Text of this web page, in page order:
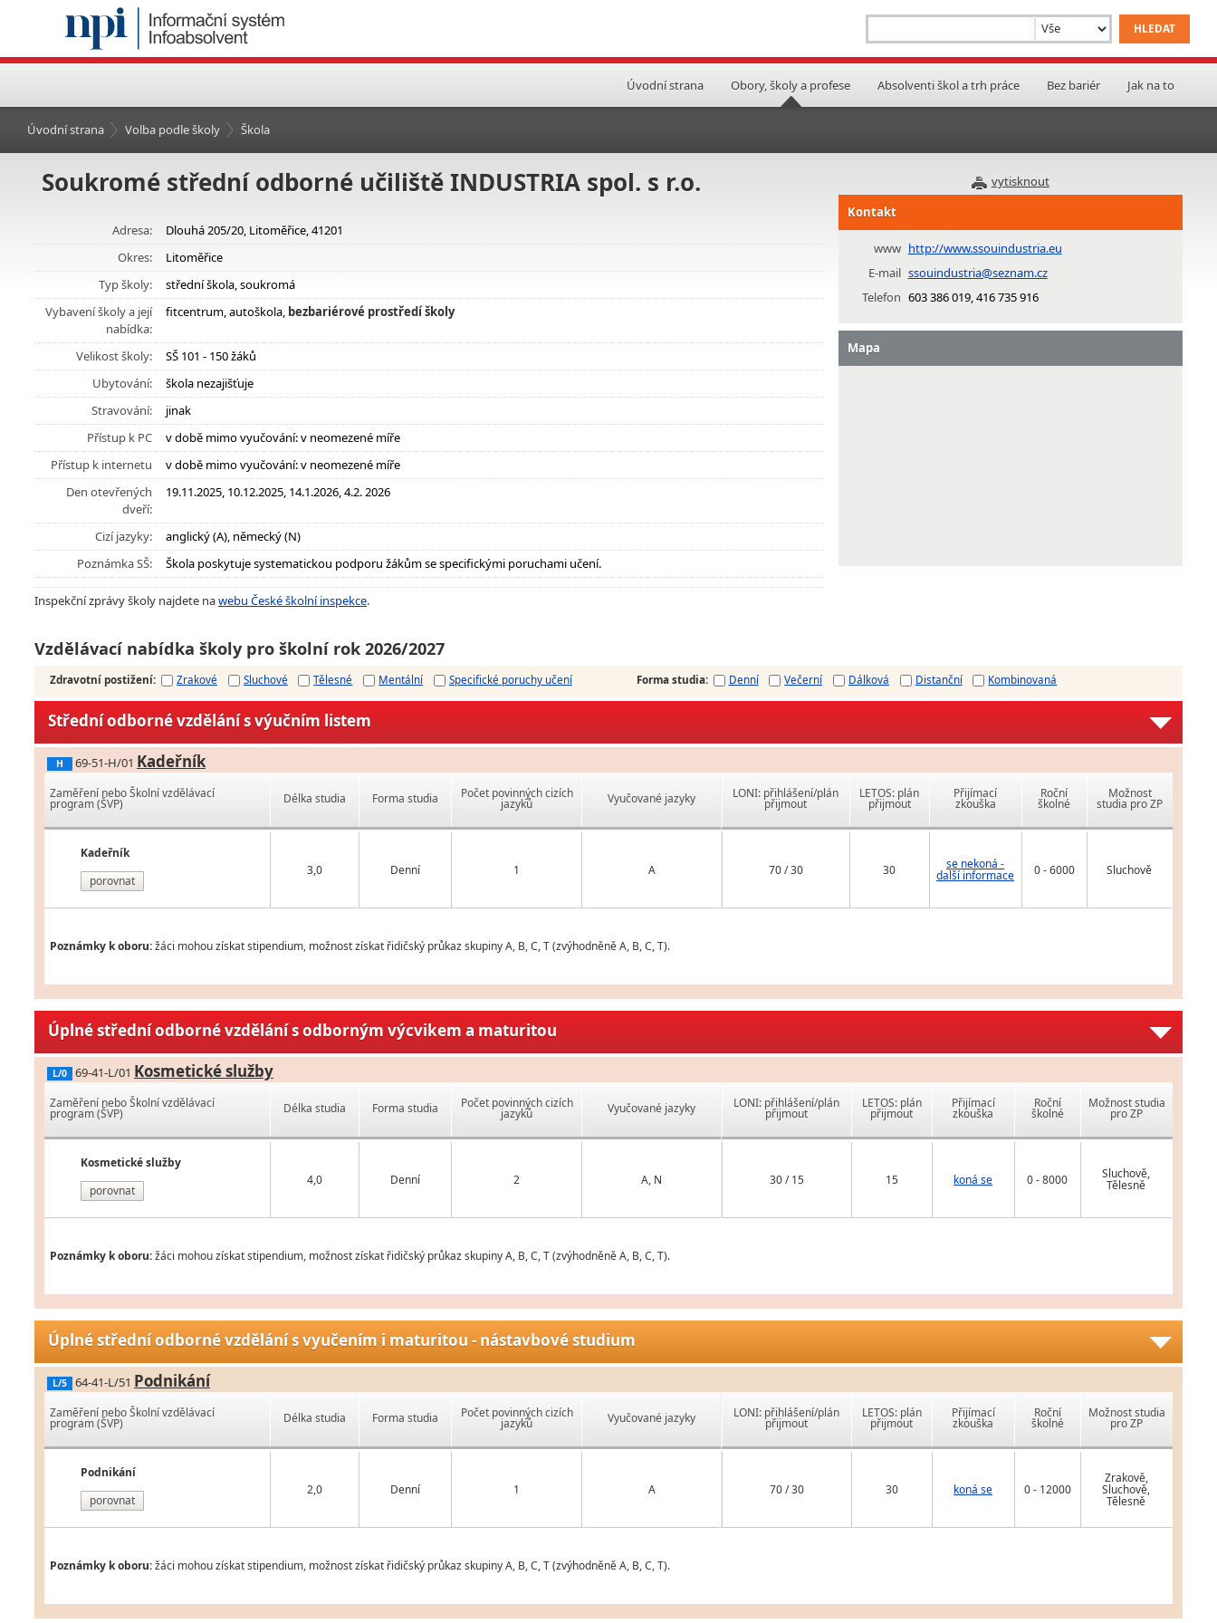
Úvodní strana Obory, školy a profese Absolventi škol a trh práce Bez bariér Jak na to
Úvodní strana Volba podle školy Škola
vytisknout
Soukromé střední odborné učiliště INDUSTRIA spol. s r.o.
Adresa:
Dlouhá 205/20, Litoměřice, 41201
Okres:
Litoměřice
Typ školy:
střední škola, soukromá
Vybavení školy a její
nabídka:
fitcentrum, autoškola, bezbariérové prostředí školy
Velikost školy:
SŠ 101 - 150 žáků
Ubytování:
škola nezajišťuje
Stravování:
jinak
Přístup k PC
v době mimo vyučování: v neomezené míře
Přístup k internetu
v době mimo vyučování: v neomezené míře
Den otevřených
dveří:
19.11.2025, 10.12.2025, 14.1.2026, 4.2. 2026
Cizí jazyky:
anglický (A), německý (N)
Poznámka SŠ:
Škola poskytuje systematickou podporu žákům se specifickými poruchami učení.
Inspekční zprávy školy najdete nawebu České školní inspekce.
Kontakt
www http://www.ssouindustria.eu
E-mail ssouindustria@seznam.cz
Telefon 603 386 019, 416 735 916
Mapa
Vzdělávací nabídka školy pro školní rok 2026/2027
Zdravotní postižení: Zrakové Sluchové Tělesné Mentální Specifické poruchy učení Forma studia: Denní Večerní Dálková Distanční Kombinovaná
Střední odborné vzdělání s výučním listem
H 69-51-H/01 Kadeřník
Zaměření nebo Školní vzdělávací
program (ŠVP)
Kadeřník
porovnat
Délka studia Forma studia Počet povinných cizích
jazyků Vyučované jazyky
3,0 Denní 1 A
LONI: přihlášení/plán
přijmout
LETOS: plán
přijmout
Přijímací
zkouška
Roční
školné
Možnost
studia pro ZP
70 / 30 30 se nekoná -
další informace 0 - 6000 Sluchově
Poznámky k oboru:žáci mohou získat stipendium, možnost získat řidičský průkaz skupiny A, B, C, T (zvýhodněně A, B, C, T).
Úplné střední odborné vzdělání s odborným výcvikem a maturitou
L/0 69-41-L/01 Kosmetické služby
Zaměření nebo Školní vzdělávací
program (ŠVP)
Kosmetické služby
porovnat
Délka studia Forma studia Počet povinných cizích
jazyků Vyučované jazyky
4,0 Denní 2 A, N
LONI: přihlášení/plán
přijmout
LETOS: plán
přijmout
Přijímací
zkouška
Roční
školné
Možnost studia
pro ZP
30 / 15 15 koná se 0 - 8000 Sluchově,
Tělesně
Poznámky k oboru:žáci mohou získat stipendium, možnost získat řidičský průkaz skupiny A, B, C, T (zvýhodněně A, B, C, T).
Úplné střední odborné vzdělání s vyučením i maturitou - nástavbové studium
L/5 64-41-L/51 Podnikání
Zaměření nebo Školní vzdělávací
program (ŠVP)
Podnikání
porovnat
Délka studia Forma studia Počet povinných cizích
jazyků Vyučované jazyky
2,0 Denní 1 A
LONI: přihlášení/plán
přijmout
LETOS: plán
přijmout
Přijímací
zkouška
Roční
školné
Možnost studia
pro ZP
70 / 30 30 koná se 0 - 12000
Zrakově,
Sluchově,
Tělesně
Poznámky k oboru:žáci mohou získat stipendium, možnost získat řidičský průkaz skupiny A, B, C, T (zvýhodněně A, B, C, T).